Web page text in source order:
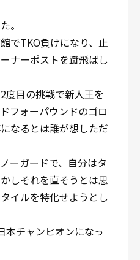
。
でTKO負けになり、止
ナーポストを蹴飛ばし
度目の挑戦で新人王を
フォーパウンドのゴロ
なるとは誰が想しただ
ーガードで、自分はタ
しそれを直そうとは思
イルを特化せようとし
本チャンピオンになっ